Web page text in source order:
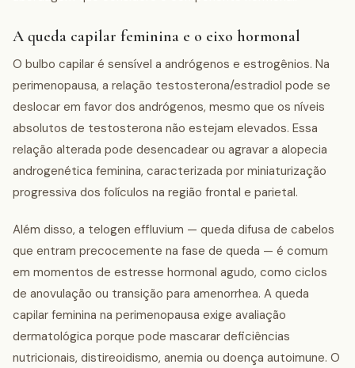
A queda capilar feminina e o eixo hormonal
O bulbo capilar é sensível a andrógenos e estrogênios. Na
perimenopausa, a relação testosterona/estradiol pode se
deslocar em favor dos andrógenos, mesmo que os níveis
absolutos de testosterona não estejam elevados. Essa
relação alterada pode desencadear ou agravar a alopecia
androgenética feminina, caracterizada por miniaturização
progressiva dos folículos na região frontal e parietal.
Além disso, a telogen effluvium — queda difusa de cabelos
que entram precocemente na fase de queda — é comum
em momentos de estresse hormonal agudo, como ciclos
de anovulação ou transição para amenorrhea. A queda
capilar feminina na perimenopausa exige avaliação
dermatológica porque pode mascarar deficiências
nutricionais, distireoidismo, anemia ou doença autoimune. O